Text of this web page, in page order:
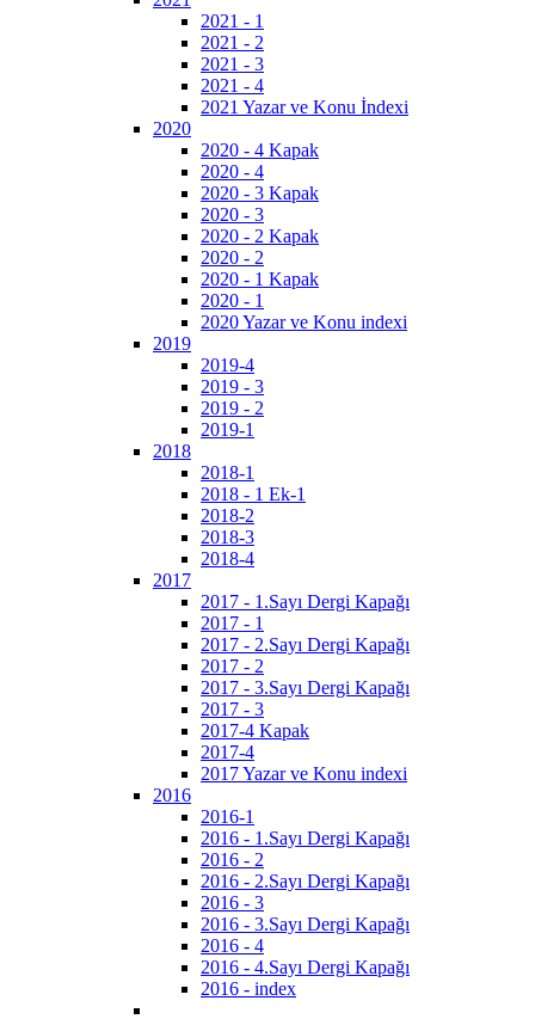
2021 - 1
2021 - 2
2021 - 3
2021 - 4
2021 Yazar ve Konu İndexi
2020
2020 - 4 Kapak
2020 - 4
2020 - 3 Kapak
2020 - 3
2020 - 2 Kapak
2020 - 2
2020 - 1 Kapak
2020 - 1
2020 Yazar ve Konu indexi
2019
2019-4
2019 - 3
2019 - 2
2019-1
2018
2018-1
2018 - 1 Ek-1
2018-2
2018-3
2018-4
2017
2017 - 1.Sayı Dergi Kapağı
2017 - 1
2017 - 2.Sayı Dergi Kapağı
2017 - 2
2017 - 3.Sayı Dergi Kapağı
2017 - 3
2017-4 Kapak
2017-4
2017 Yazar ve Konu indexi
2016
2016-1
2016 - 1.Sayı Dergi Kapağı
2016 - 2
2016 - 2.Sayı Dergi Kapağı
2016 - 3
2016 - 3.Sayı Dergi Kapağı
2016 - 4
2016 - 4.Sayı Dergi Kapağı
2016 - index